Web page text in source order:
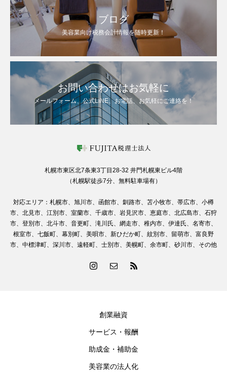
ブログ
美容業向け税務会計情報を随時更新！
お問い合わせはお気軽に
メールフォーム、公式LINE、お電話、お気軽にご連絡を！
札幌市東区北7条東3丁目28-32 井門札幌東ビル4階
（札幌駅徒歩7分、無料駐車場有）
対応エリア：札幌市、旭川市、函館市、釧路市、苫小牧市、帯広市、小樽
市、北見市、江別市、室蘭市、千歳市、岩見沢市、恵庭市、北広島市、石狩
市、登別市、北斗市、音更町、滝川氏、網走市、稚内市、伊達氏、名寄市、
根室市、七飯町、幕別町、美唄市、新ひだか町、紋別市、留萌市、富良野
市、中標津町、深川市、遠軽町、士別市、美幌町、余市町、砂川市、その他
創業融資
サービス・報酬
助成金・補助金
美容業の法人化